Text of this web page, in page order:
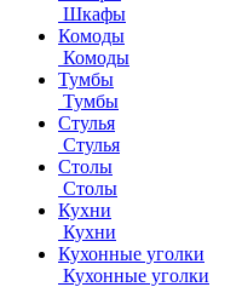
Шкафы
Комоды
Комоды
Тумбы
Тумбы
Стулья
Стулья
Столы
Столы
Кухни
Кухни
Кухонные уголки
Кухонные уголки